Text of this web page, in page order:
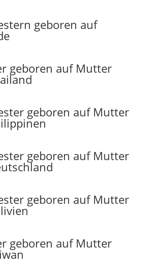
geboren auf
geboren auf Mutter
geboren auf Mutter
geboren auf Mutter
geboren auf Mutter
geboren auf Mutter